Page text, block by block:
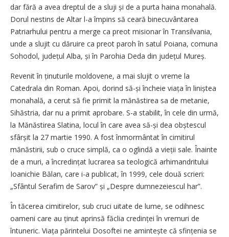
dar fără a avea dreptul de a sluji și de a purta haina monahală.
Dorul nestins de Altar l-a îm­pins să ceară binecuvântarea
Patriarhului pentru a merge ca preot misionar în Transilvania,
unde a slujit cu dăruire ca preot paroh în satul Poiana, comuna
Sohodol, județul Alba, și în Parohia Deda din județul Mureș.
Revenit în ținuturile moldovene, a mai slujit o vreme la
Catedrala din Roman. Apoi, dorind să-și încheie viața în liniștea
monahală, a cerut să fie primit la mănăstirea sa de metanie,
Sihăstria, dar nu a primit aprobare. S-a stabilit, în cele din urmă,
la Mănăstirea Slatina, locul în care avea să-și dea obștescul
sfârșit la 27 martie 1990. A fost înmormântat în cimitirul
mănăstirii, sub o cruce simplă, ca o oglindă a vieții sale. Înainte
de a muri, a încredințat lucrarea sa teologică arhimandritului
Ioanichie Bălan, care i-a publicat, în 1999, cele două scrieri:
„Sfântul Serafim de Sarov” și „Despre dumnezeiescul har”.
În tăcerea cimitirelor, sub cruci uitate de lume, se odihnesc
oameni care au ținut aprinsă făclia cre­din­ței în vremuri de
întuneric. Viața părintelui Dosoftei ne amin­tește că sfințenia se